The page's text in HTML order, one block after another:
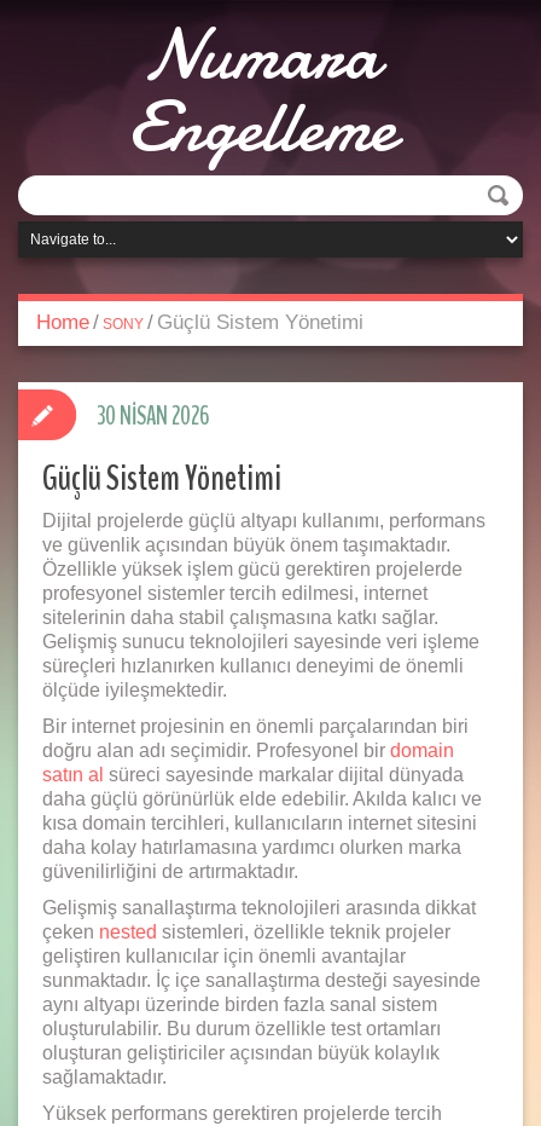
Numara
Engelleme
Home/ SONY / Güçlü Sistem Yönetimi
Güçlü Sistem Yönetimi
Dijital projelerde güçlü altyapı kullanımı, performans
ve güvenlik açısından büyük önem taşımaktadır.
Özellikle yüksek işlem gücü gerektiren projelerde
profesyonel sistemler tercih edilmesi, internet
sitelerinin daha stabil çalışmasına katkı sağlar.
Gelişmiş sunucu teknolojileri sayesinde veri işleme
süreçleri hızlanırken kullanıcı deneyimi de önemli
ölçüde iyileşmektedir.
Bir internet projesinin en önemli parçalarından biri
doğru alan adı seçimidir. Profesyonel bir domain
satın al süreci sayesinde markalar dijital dünyada
daha güçlü görünürlük elde edebilir. Akılda kalıcı ve
kısa domain tercihleri, kullanıcıların internet sitesini
daha kolay hatırlamasına yardımcı olurken marka
güvenilirliğini de artırmaktadır.
Gelişmiş sanallaştırma teknolojileri arasında dikkat
çeken nested sistemleri, özellikle teknik projeler
geliştiren kullanıcılar için önemli avantajlar
sunmaktadır. İç içe sanallaştırma desteği sayesinde
aynı altyapı üzerinde birden fazla sanal sistem
oluşturulabilir. Bu durum özellikle test ortamları
oluşturan geliştiriciler açısından büyük kolaylık
sağlamaktadır.
Yüksek performans gerektiren projelerde tercih
30 NISAN 2026